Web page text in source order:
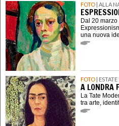
FOTO | ALLA
Dal 20
una nuova
FOTO |
A LONDRA
La Tate
tra arte,